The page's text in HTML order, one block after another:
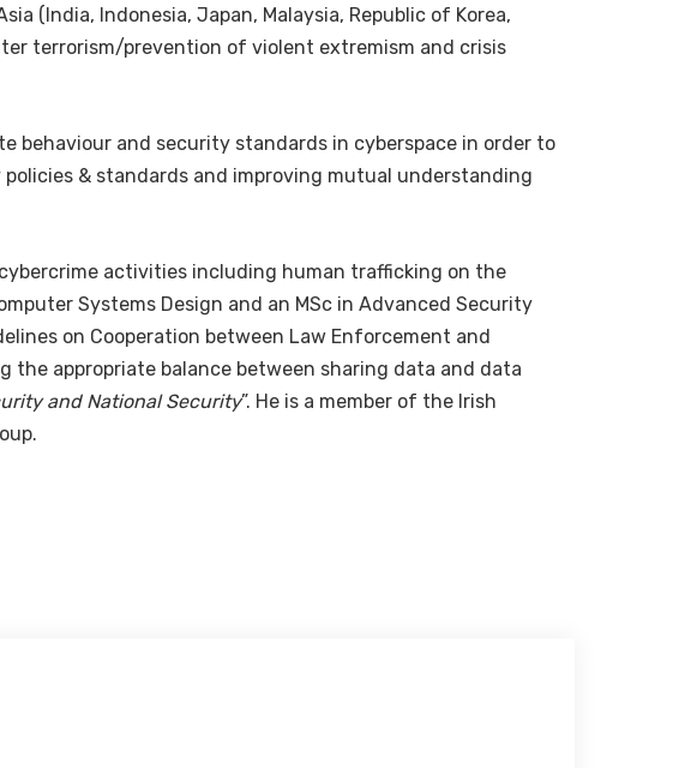
(India, Indonesia, Japan, Malaysia, Republic of Korea,
terrorism/prevention of violent extremism and crisis
behaviour and security standards in cyberspace in order to
& standards and improving mutual understanding
activities including human trafficking on the
Systems Design and an MSc in Advanced Security
on Cooperation between Law Enforcement and
the appropriate balance between sharing data and data
and National Security”. He is a member of the Irish